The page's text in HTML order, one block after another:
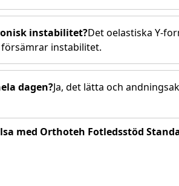
instabilitet?Det oelastiska Y-
instabilitet.
dagen?Ja, det lätta och
med Orthoteh Fotledsstöd